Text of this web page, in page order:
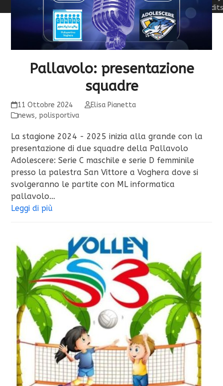
Pallavolo: presentazione
squadre
11 Ottobre 2024
Elisa Pianetta
news, polisportiva
La stagione 2024 - 2025 inizia alla grande con la
presentazione di due squadre della Pallavolo
Adolescere: Serie C maschile e serie D femminile
presso la palestra San Vittore a Voghera dove si
svolgeranno le partite con ML informatica
pallavolo…
Leggi di più
Credits